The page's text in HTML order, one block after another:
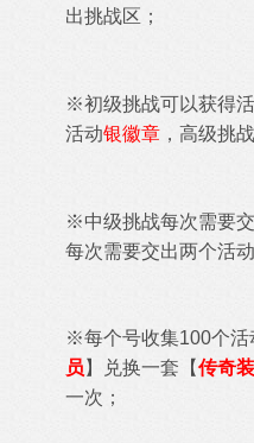
出挑战区 ；
※初级挑战可以获得
活动银徽章 ，高级挑
※中级挑战每次需要
每次需要交出两个活动
※每个号收集100个活
员 】兑换一套【传奇
一次；